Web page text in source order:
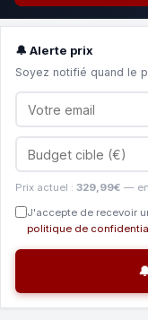
🔔 Alerte prix
Soyez notifié quand le
Prix actuel : 329,99€ —
J'accepte de recevoir
politique de